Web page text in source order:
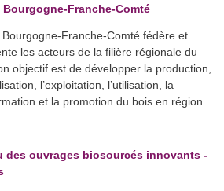
Bourgogne-Franche-Comté
Bourgogne-Franche-Comté fédère et
les acteurs de la filière régionale du
objectif est de développer la production,
l’exploitation, l’utilisation, la
et la promotion du bois en région.
des ouvrages biosourcés innovants -